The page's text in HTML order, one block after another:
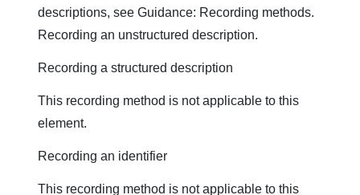
descriptions, see Guidance: Recording methods.
Recording an unstructured description.
Recording a structured description
This recording method is not applicable to this
element.
Recording an identifier
This recording method is not applicable to this